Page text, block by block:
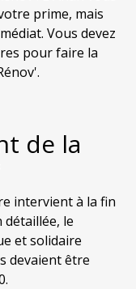
prime, mais
Vous devez
pour faire la
de la
intervient à la fin
le
et solidaire
devaient être